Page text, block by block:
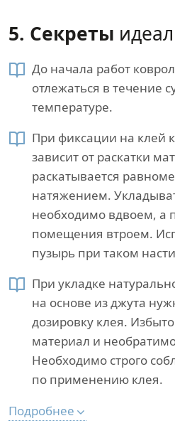
5. Секреты​
До начала работ
отлежаться в течение
температуре.
При фиксации на клей
зависит от раскатки
раскатывается
натяжением.
необходимо вдвоем, а
помещения втроем.
пузырь при таком
При укладке
на основе из джута
дозировку клея.
материал и
Необходимо строго
по применению клея.
Подробнее